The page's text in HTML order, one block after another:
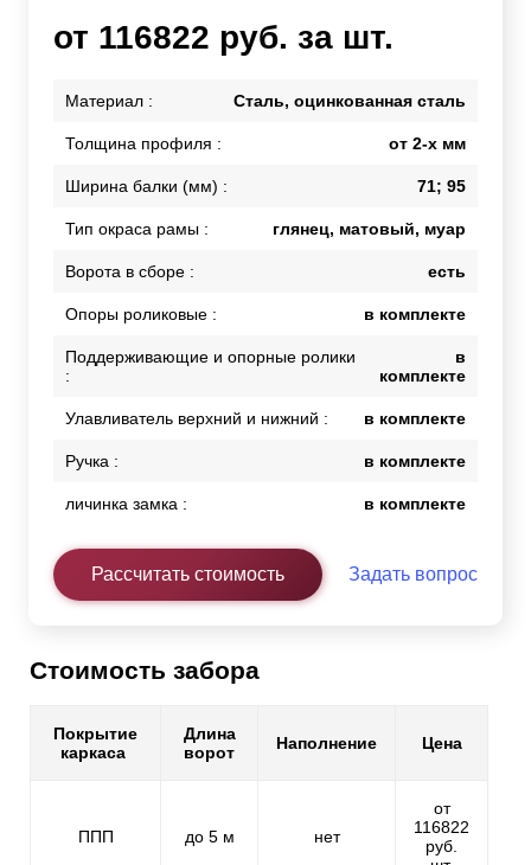
от 116822 руб. за шт.
Материал : Сталь, оцинкованная сталь
Толщина профиля : от 2-х мм
Ширина балки (мм) : 71; 95
Тип окраса рамы : глянец, матовый, муар
Ворота в сборе : есть
Опоры роликовые : в комплекте
Поддерживающие и опорные ролики
:
в
комплекте
Улавливатель верхний и нижний : в комплекте
Ручка : в комплекте
личинка замка : в комплекте
Рассчитать стоимость Задать вопрос
Стоимость забора
Покрытие
каркаса
Длина
ворот
Наполнение Цена
ППП до 5 м нет
от
116822
руб.